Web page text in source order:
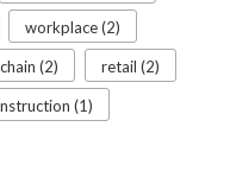
workplace (2)
(2) retail (2)
(1)